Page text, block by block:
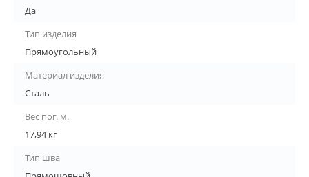
Да
Тип изделия
Прямоугольный
Материал изделия
Сталь
Вес пог. м.
17,94 кг
Тип шва